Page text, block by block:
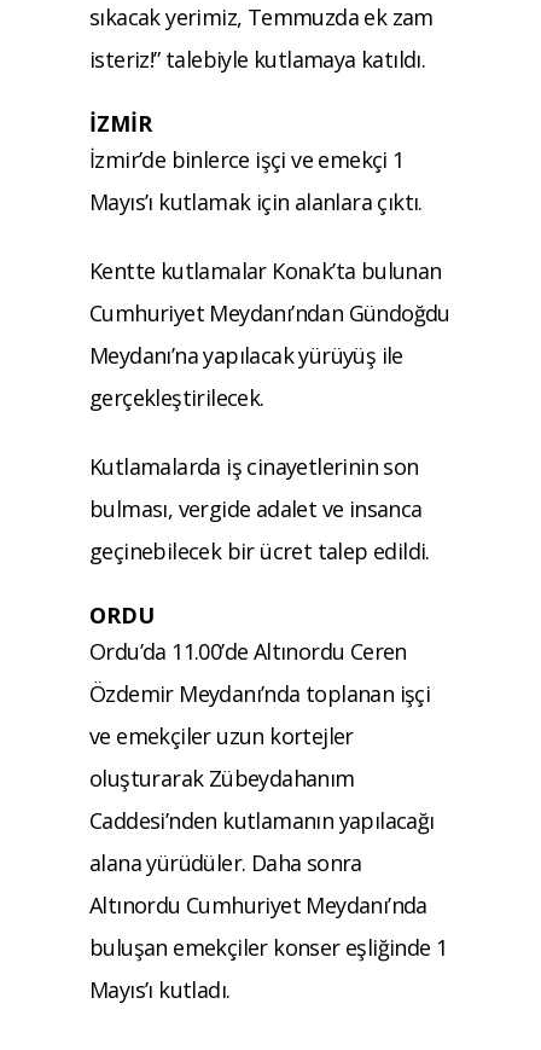
sıkacak yerimiz, Temmuzda ek zam
isteriz!” talebiyle kutlamaya katıldı.
İZMİR
İzmir’de binlerce işçi ve emekçi 1
Mayıs’ı kutlamak için alanlara çıktı.
Kentte kutlamalar Konak’ta bulunan
Cumhuriyet Meydanı’ndan Gündoğdu
Meydanı’na yapılacak yürüyüş ile
gerçekleştirilecek.
Kutlamalarda iş cinayetlerinin son
bulması, vergide adalet ve insanca
geçinebilecek bir ücret talep edildi.
ORDU
Ordu’da 11.00’de Altınordu Ceren
Özdemir Meydanı’nda toplanan işçi
ve emekçiler uzun kortejler
oluşturarak Zübeydahanım
Caddesi’nden kutlamanın yapılacağı
alana yürüdüler. Daha sonra
Altınordu Cumhuriyet Meydanı’nda
buluşan emekçiler konser eşliğinde 1
Mayıs’ı kutladı.